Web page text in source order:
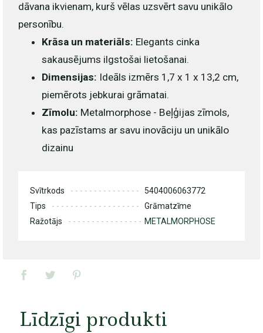
dāvana ikvienam, kurš vēlas uzsvērt savu unikālo
personību.
Krāsa un materiāls: Elegants cinka
sakausējums ilgstošai lietošanai.
Dimensijas: Ideāls izmērs 1,7 x 1 x 13,2 cm,
piemērots jebkurai grāmatai.
Zīmolu: Metalmorphose - Beļģijas zīmols,
kas pazīstams ar savu inovāciju un unikālo
dizainu
Svītrkods
5404006063772
Tips
Grāmatzīme
Ražotājs
METALMORPHOSE
Līdzīgi produkti